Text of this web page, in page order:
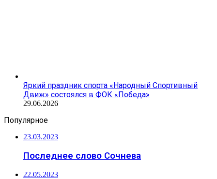
Яркий праздник спорта «Народный Спортивный
Движ» состоялся в ФОК «Победа»
29.06.2026
Популярное
23.03.2023
Последнее слово Сочнева
22.05.2023